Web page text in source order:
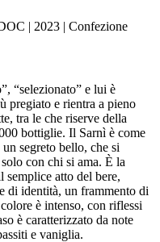
| 2023 | Confezione
“selezionato” e lui è
pregiato e rientra a pieno
tra le che riserve della
bottiglie. Il Sarnì è come
segreto bello, che si
con chi si ama. È la
semplice atto del bere,
di identità, un frammento di
è intenso, con riflessi
è caratterizzato da note
e vaniglia.